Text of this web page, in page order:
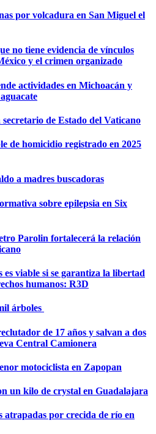
por volcadura en San Miguel el
no tiene evidencia de vínculos
y el crimen organizado
actividades en Michoacán y
de Estado del Vaticano
de homicidio registrado en 2025
a madres buscadoras
sobre epilepsia en Six
Parolin fortalecerá la relación
es viable si se garantiza la libertad
humanos: R3D
árboles
de 17 años y salvan a dos
Central Camionera
motociclista en Zapopan
un kilo de crystal en Guadalajara
atrapadas por crecida de río en